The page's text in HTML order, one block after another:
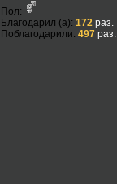
Пол:
Благодарил (а): 172раз.
Поблагодарили: 497раз.